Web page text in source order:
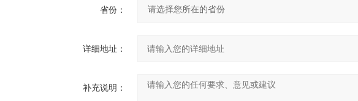
省份：
详细地址：
补充说明：